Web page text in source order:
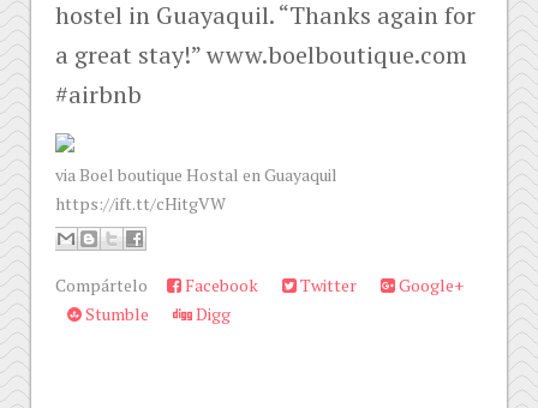
hostel in Guayaquil. “Thanks again for
a great stay!” www.boelboutique.com
#airbnb
via Boel boutique Hostal en Guayaquil
https://ift.tt/cHitgVW
Compártelo Facebook Twitter
Google+
Stumble
Digg